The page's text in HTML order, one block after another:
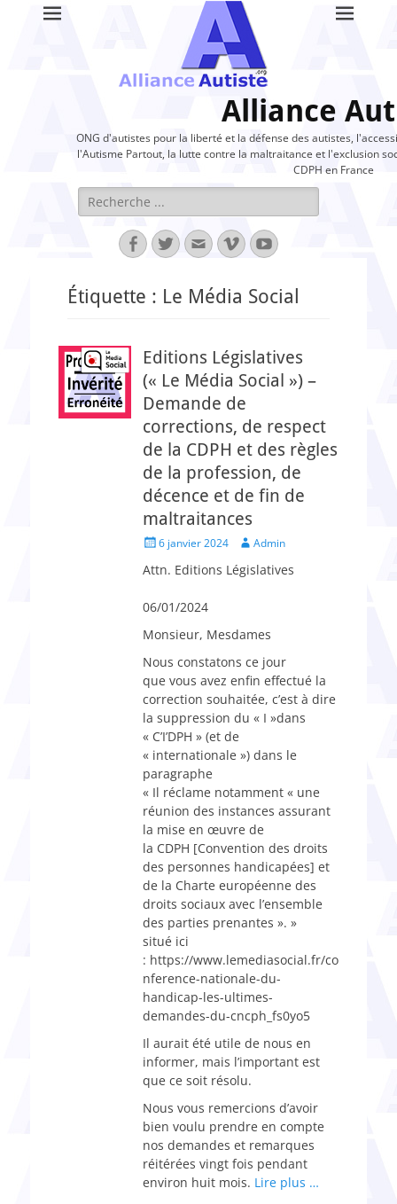
Alliance
ONG d'autistes pour la liberté et la défense des autistes,
l'Autisme Partout, la lutte contre la maltraitance et l'exclusion
CDPH en France
Rechercher :
Facebook
TwitterAdresse
de
VimeoYouTube
Étiquette : Le Média Social
Editions Législatives
(« Le Média Social ») –
Demande de
corrections, de respect
de la CDPH et des règles
de la profession, de
décence et de fin de
maltraitances
Posted6 janvier 2024 Author
Admin
Attn. Editions Législatives
06/01/2024
Monsieur, Mesdames
Nous constatons ce jour
que vous avez enfin effectué la
correction souhaitée, c’est à dire
la suppression du « I »dans
« C’I’DPH » (et de
« internationale ») dans le
paragraphe
« Il réclame notamment « une
réunion des instances assurant
la mise en œuvre de
la CDPH [Convention des droits
des personnes handicapées] et
de la Charte européenne des
droits sociaux avec l’ensemble
des parties prenantes ». »
situé ici
: https://www.lemediasocial.fr/co
nference-nationale-du-
handicap-les-ultimes-
demandes-du-cncph_fs0yo5
Il aurait été utile de nous en
informer, mais l’important est
que ce soit résolu.
Nous vous remercions d’avoir
bien voulu prendre en compte
nos demandes et remarques
réitérées vingt fois pendant
environ huit mois. Lire plus …